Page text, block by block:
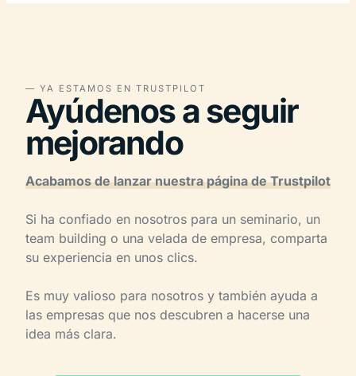
— YA ESTAMOS EN TRUSTPILOT
Ayúdenos a seguir
mejorando
Acabamos de lanzar nuestra página de Trustpilot
Si ha confiado en nosotros para un seminario, un
team building o una velada de empresa, comparta
su experiencia en unos clics.
Es muy valioso para nosotros y también ayuda a
las empresas que nos descubren a hacerse una
idea más clara.